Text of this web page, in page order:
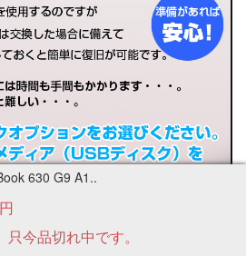
630 G9 A1..
円
今品切れ中です。